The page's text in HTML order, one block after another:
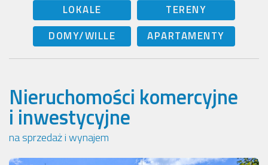
LOKALE
TERENY
DOMY/WILLE
APARTAMENTY
Nieruchomości komercyjne
i inwestycyjne
na sprzedaż i wynajem